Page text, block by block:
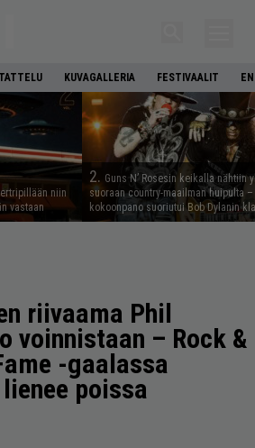
KUVAGALLERIA FESTIVAALIT
niin
vastaan
2. Guns N’ Rosesin keikalla nähtiin
suoraan country-maailman huipulta
kokoonpano suoriutui Bob Dylanin
riivaama Phil
voinnistaan – Rock &
-gaalassa
poissa